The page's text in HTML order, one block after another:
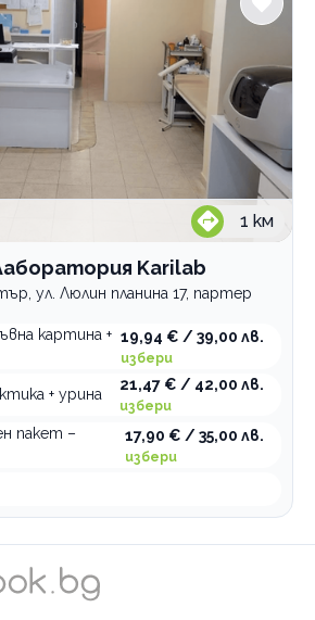
1 км
Karilab
ул. Люлин планина 17, партер
картина + 19,94 € / 39,00 лв.
избери
+ урина
21,47 € / 42,00 лв.
избери
пакет –
17,90 € / 35,00 лв.
избери